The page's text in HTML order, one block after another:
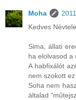
Moha
Kedves
Sima, állati
ha elolvasod a
A habfixálót
nem szokott
Soha nem
általad